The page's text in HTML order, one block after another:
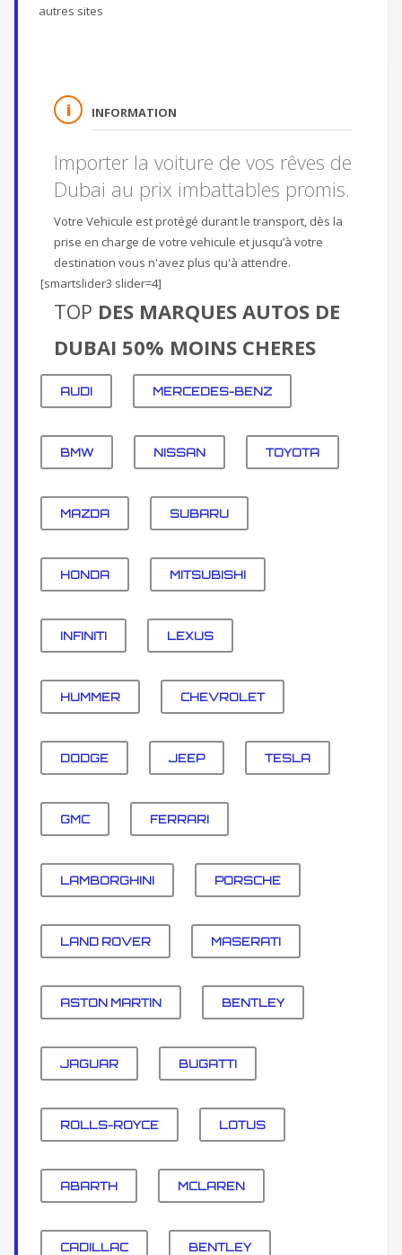
autres sites
INFORMATION
Importer la voiture de vos rêves de
Dubai au prix imbattables promis.
Votre Vehicule est protégé durant le transport, dès la
prise en charge de votre vehicule et jusqu’à votre
destination vous n'avez plus qu'à attendre.
[smartslider3 slider=4]
TOP DES MARQUES AUTOS DE
DUBAI 50% MOINS CHERES
AUDI MERCEDES-BENZ
BMW NISSAN TOYOTA
MAZDA SUBARU
HONDA MITSUBISHI
INFINITI LEXUS
HUMMER CHEVROLET
DODGE JEEP TESLA
GMC FERRARI
LAMBORGHINI PORSCHE
LAND ROVER MASERATI
ASTON MARTIN BENTLEY
JAGUAR BUGATTI
ROLLS-ROYCE LOTUS
ABARTH MCLAREN
CADILLAC BENTLEY